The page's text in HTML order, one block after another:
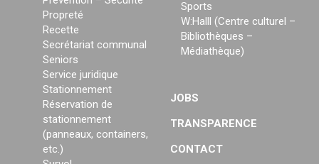
Propreté
Recette
Secrétariat communal
Seniors
Service juridique
Stationnement
Réservation de
stationnement
(panneaux, containers,
etc.)
Sports
W:Halll (Centre culturel –
Bibliothèques –
Médiathèque)
JOBS
TRANSPARENCE
CONTACT